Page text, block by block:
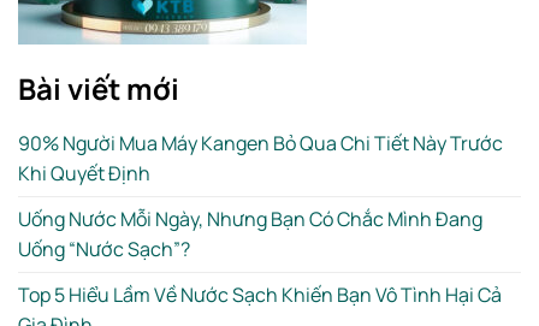
Bài viết mới
90% Người Mua Máy Kangen Bỏ Qua Chi Tiết Này Trước
Khi Quyết Định
Uống Nước Mỗi Ngày, Nhưng Bạn Có Chắc Mình Đang
Uống “Nước Sạch”?
Top 5 Hiểu Lầm Về Nước Sạch Khiến Bạn Vô Tình Hại Cả